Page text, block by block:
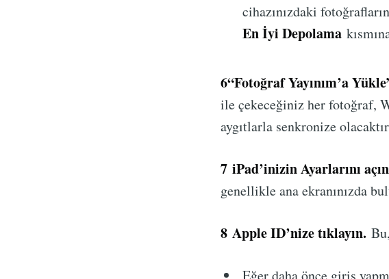
cihazınızdaki
En İyi Depolama
6“Fotoğraf Yayınım’a
ile çekeceğiniz her fotoğraf,
aygıtlarla senkronize
7 iPad’inizin Ayarlarını
genellikle ana ekranınızda
8 Apple ID’nize tıklayın.